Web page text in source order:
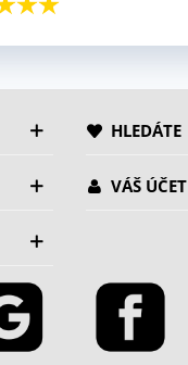
HLEDÁTE
VÁŠ ÚČET